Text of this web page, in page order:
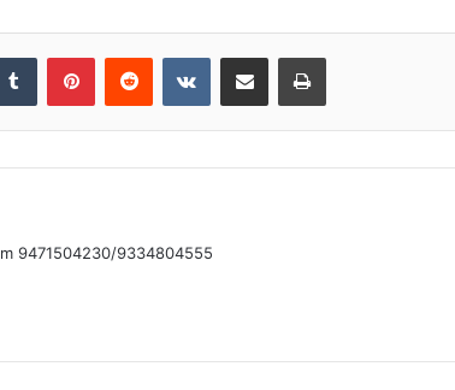
Tumblr PinterestReddit VKontakteShare via Email Print
9471504230/9334804555